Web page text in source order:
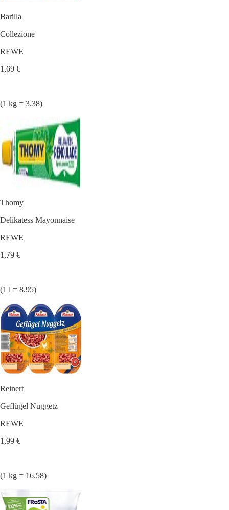
Barilla
Collezione
REWE
1,69 €
(1 kg = 3.38)
Thomy
Delikatess Mayonnaise
REWE
1,79 €
(1 l = 8.95)
Reinert
Geflügel Nuggetz
REWE
1,99 €
(1 kg = 16.58)